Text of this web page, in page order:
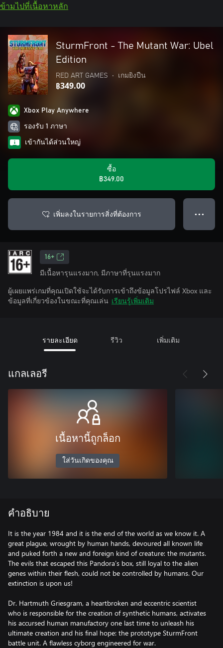
ข้ามไปที่เนื้อหาหลัก
SturmFront - The Mutant War: Ubel
Edition
RED ART GAMES • เกมยิงปืน
฿349.00
Xbox Play Anywhere
รองรับ 1 ภาษา
เข้ากันได้ส่วนใหญ่
ซื้อ
฿349.00
เพิ่มลงในรายการสิ่งที่ต้องการ ● ● ●
16+
มีเนื้อหารุนแรงมาก, มีภาษาที่รุนแรงมาก
ผู้เผยแพร่เกมที่คุณเปิดใช้จะได้รับการเข้าถึงข้อมูลโปรไฟล์ Xbox และ
ข้อมูลที่เกี่ยวข้องในขณะที่คุณเล่น เรียนรู้เพิ่มเติม
รายละเอียด รีวิว เพิ่มเติม
แกลเลอรี
เนื้อหานี้ถูกล็อก
ใส่วันเกิดของคุณ
คำอธิบาย
It is the year 1984 and it is the end of the world as we know it. A
great plague, wrought by human hands, devoured all known life
and puked forth a new and foreign kind of creature: the mutants.
The evils that escaped this Pandora’s box, still loyal to the alien
genes within their flesh, could not be controlled by humans. Our
extinction is upon us!
Dr. Hartmuth Griesgram, a heartbroken and eccentric scientist
who is responsible for the creation of synthetic humans, activates
his accursed human manufactory one last time to unleash his
ultimate creation and his final hope: the prototype SturmFront
battle unit. A flawless cyborg engineered for war.